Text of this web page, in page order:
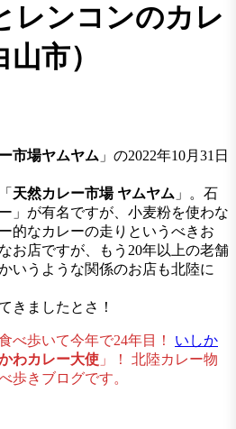
レンコンのカレ
市）
市場ヤムヤム 」の2022年10月31日
天然カレー市場 ヤムヤム 」。石
」が有名ですが、小麦粉を使わな
的なカレーの走りというべきお
お店ですが、もう20年以上の老舗
いうような関係のお店も北陸に
きましたとさ！
べ歩いて今年で24年目！ いしか
わカレー大使 」！ 北陸カレー物
歩きブログです。